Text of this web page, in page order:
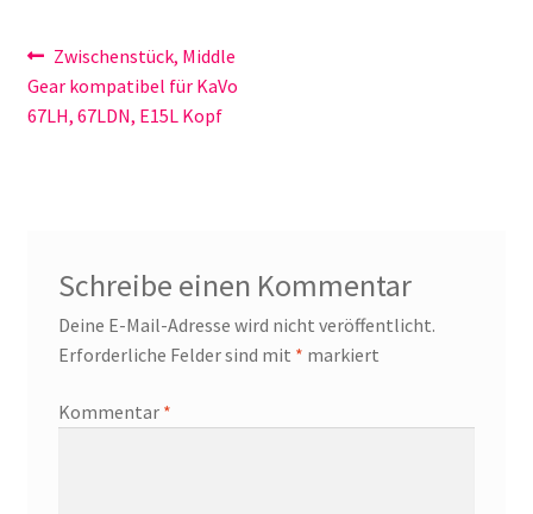
Beitragsnavigation
Vorheriger
Beitrag:
Zwischenstück, Middle
Gear kompatibel für KaVo
67LH, 67LDN, E15L Kopf
Schreibe einen Kommentar
Deine E-Mail-Adresse wird nicht veröffentlicht.
Erforderliche Felder sind mit * markiert
Kommentar *